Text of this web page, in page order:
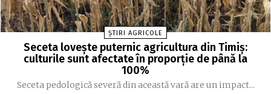
ȘTIRI AGRICOLE
Seceta lovește puternic agricultura din Timiș:
culturile sunt afectate în proporție de până la
100%
Seceta pedologică severă din această vară are un impact...